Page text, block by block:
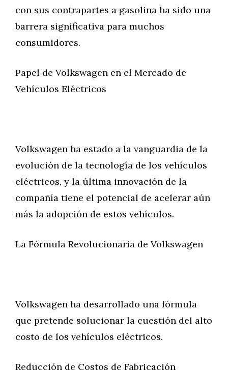
con sus contrapartes a gasolina ha sido una
barrera significativa para muchos
consumidores.
Papel de Volkswagen en el Mercado de
Vehículos Eléctricos
Volkswagen ha estado a la vanguardia de la
evolución de la tecnología de los vehículos
eléctricos, y la última innovación de la
compañía tiene el potencial de acelerar aún
más la adopción de estos vehículos.
La Fórmula Revolucionaria de Volkswagen
Volkswagen ha desarrollado una fórmula
que pretende solucionar la cuestión del alto
costo de los vehículos eléctricos.
Reducción de Costos de Fabricación